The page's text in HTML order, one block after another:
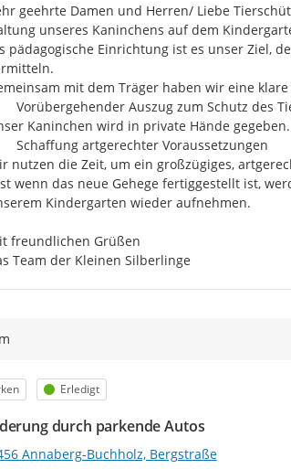
geehrte Damen und Herren/ Liebe
unseres Kaninchens auf dem
pädagogische Einrichtung ist es unser Ziel,
mit dem Träger haben wir eine
Kaninchen wird in private Hände
nutzen die Zeit, um ein großzügiges,
wenn das neue Gehege fertiggestellt ist,
Kindergarten wieder aufnehmen.
freundlichen Grüßen
Team der Kleinen Silberlinge
Status
Erledigt
durch parkende Autos
Annaberg-Buchholz, Bergstraße